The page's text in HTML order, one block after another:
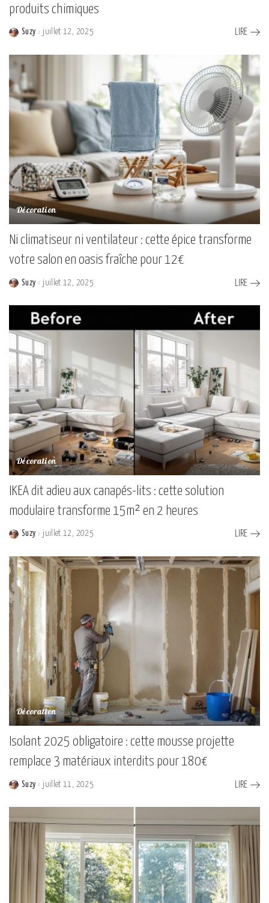
produits chimiques
Posted
Suzy juillet 12, 2025 LIRE
Décoration
Ni climatiseur ni ventilateur : cette épice transforme
votre salon en oasis fraîche pour 12€
Posted
Suzy juillet 12, 2025 LIRE
Décoration
IKEA dit adieu aux canapés-lits : cette solution
modulaire transforme 15m² en 2 heures
Posted
Suzy juillet 12, 2025 LIRE
Décoration
Isolant 2025 obligatoire : cette mousse projette
remplace 3 matériaux interdits pour 180€
Posted
Suzy juillet 11, 2025 LIRE